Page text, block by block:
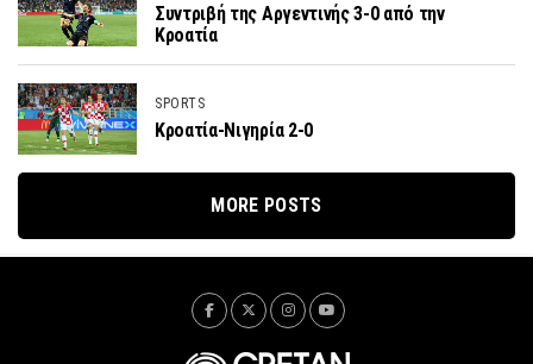
Συντριβή της Αργεντινής 3-0 από την
Κροατία
SPORTS
Κροατία-Νιγηρία 2-0
MORE POSTS